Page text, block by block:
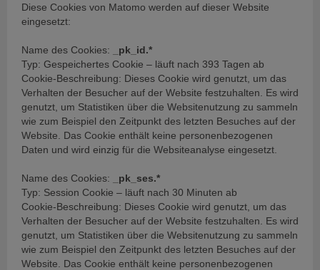
Diese Cookies von Matomo werden auf dieser Website
eingesetzt:
Name des Cookies:
_pk_id.*
Typ: Gespeichertes Cookie – läuft nach 393 Tagen ab
Cookie-Beschreibung: Dieses Cookie wird genutzt, um das
Verhalten der Besucher auf der Website festzuhalten. Es wird
genutzt, um Statistiken über die Websitenutzung zu sammeln
wie zum Beispiel den Zeitpunkt des letzten Besuches auf der
Website. Das Cookie enthält keine personenbezogenen
Daten und wird einzig für die Websiteanalyse eingesetzt.
Name des Cookies:
_pk_ses.*
Typ: Session Cookie – läuft nach 30 Minuten ab
Cookie-Beschreibung: Dieses Cookie wird genutzt, um das
Verhalten der Besucher auf der Website festzuhalten. Es wird
genutzt, um Statistiken über die Websitenutzung zu sammeln
wie zum Beispiel den Zeitpunkt des letzten Besuches auf der
Website. Das Cookie enthält keine personenbezogenen